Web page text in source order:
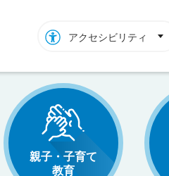
アクセシビリティ
親子・子育て
教育